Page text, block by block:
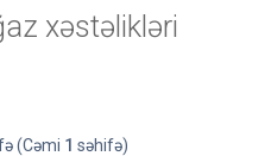
xəstəlikləri
(Cəmi 1 səhifə)